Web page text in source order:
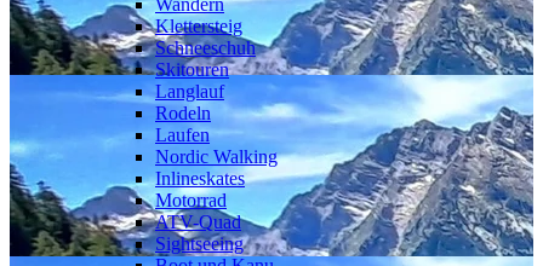
Klettersteig
Schneeschuh
Skitouren
Langlauf
Rodeln
Laufen
Nordic Walking
Inlineskates
Motorrad
ATV-Quad
Sightseeing